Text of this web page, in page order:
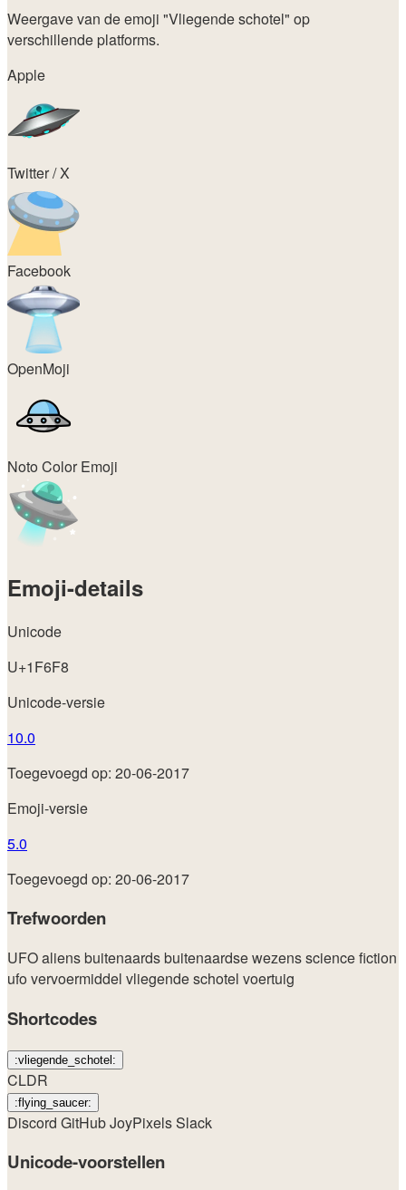
Weergave van de emoji "Vliegende schotel" op
verschillende platforms.
Apple
Twitter / X
Facebook
OpenMoji
Noto Color Emoji
Emoji-details
Unicode
U+1F6F8
Unicode-versie
10.0
Toegevoegd op: 20-06-2017
Emoji-versie
5.0
Toegevoegd op: 20-06-2017
Trefwoorden
UFOaliensbuitenaardsbuitenaardse wezensscience fiction
ufo vervoermiddel vliegende schotel voertuig
Shortcodes
:vliegende_schotel:
CLDR
:flying_saucer:
Discord GitHubJoyPixelsSlack
Unicode-voorstellen